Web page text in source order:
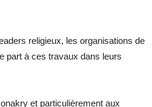
religieux, les organisations de
part à ces travaux dans leurs
et particulièrement aux